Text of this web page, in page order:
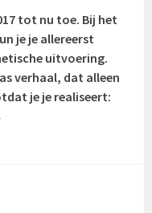
tot nu toe. Bij het
je je allereerst
uitvoering.
verhaal, dat alleen
je je realiseert: